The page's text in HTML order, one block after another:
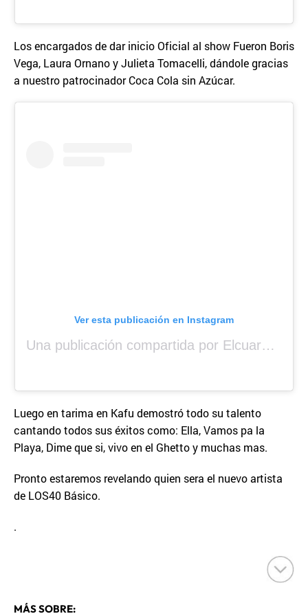
Los encargados de dar inicio Oficial al show Fueron Boris
Vega, Laura Ornano y Julieta Tomacelli, dándole gracias
a nuestro patrocinador Coca Cola sin Azúcar.
Ver esta publicación en Instagram
Una publicación compartida por Elcuara (@elcuara.25)
Luego en tarima en Kafu demostró todo su talento
cantando todos sus éxitos como: Ella, Vamos pa la
Playa, Dime que si, vivo en el Ghetto y muchas mas.
Pronto estaremos revelando quien sera el nuevo artista
de LOS40 Básico.
.
MÁS SOBRE: